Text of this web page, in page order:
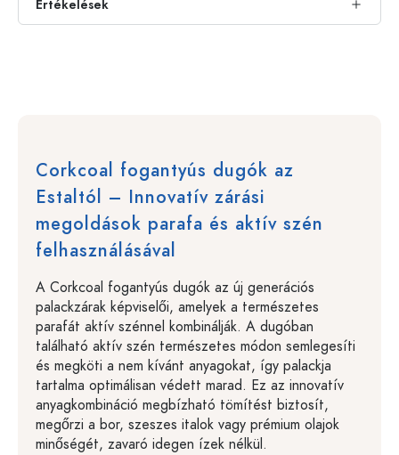
Értékelések
Corkcoal fogantyús dugók az
Estaltól – Innovatív zárási
megoldások parafa és aktív szén
felhasználásával
A Corkcoal fogantyús dugók az új generációs
palackzárak képviselői, amelyek a természetes
parafát aktív szénnel kombinálják. A dugóban
található aktív szén természetes módon semlegesíti
és megköti a nem kívánt anyagokat, így palackja
tartalma optimálisan védett marad. Ez az innovatív
anyagkombináció megbízható tömítést biztosít,
megőrzi a bor, szeszes italok vagy prémium olajok
minőségét, zavaró idegen ízek nélkül.